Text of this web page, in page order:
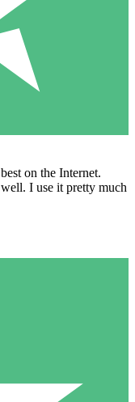
on the Internet.
I use it pretty much